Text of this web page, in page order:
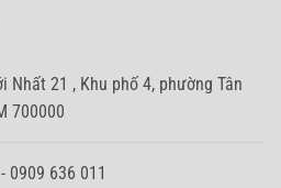
Nhất 21 , Khu phố 4, phường Tân
700000
0909 636 011